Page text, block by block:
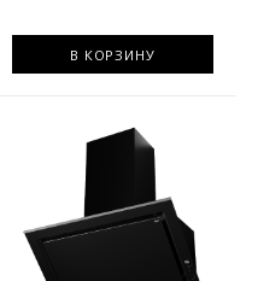
В КОРЗИНУ